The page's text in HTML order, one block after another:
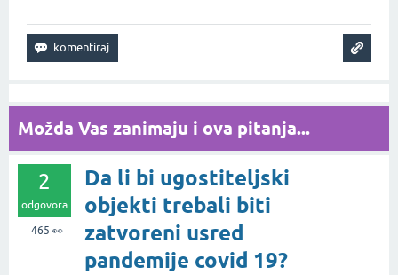
Možda Vas zanimaju i ova pitanja...
2
odgovora
465 👀
Da li bi ugostiteljski
objekti trebali biti
zatvoreni usred
pandemije covid 19?